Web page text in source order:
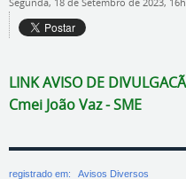
Segunda, 18 de Setembro de 2023,
LINK AVISO DE
Cmei João Vaz - SME
registrado em: Avisos Diversos